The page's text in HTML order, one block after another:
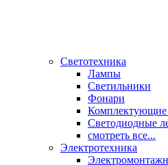
Светотехника
Лампы
Светильники
Фонари
Комплектующие
Светодиодные
смотреть все...
Электротехника